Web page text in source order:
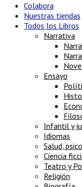
Colabora
Nuestras tiendas
Todos los Libros
Narrativa
Ensayo
Infantil y
Idiomas
Salud,
Ciencia
Teatro y
Religión